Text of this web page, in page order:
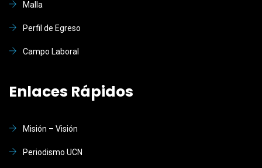
Malla
Perfil de Egreso
Campo Laboral
Enlaces Rápidos
Misión – Visión
Periodismo UCN